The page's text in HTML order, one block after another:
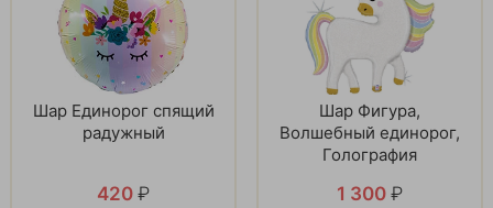
Шар Единорог спящий
радужный
420 ₽
Шар Фигура,
Волшебный единорог,
Голография
1 300 ₽